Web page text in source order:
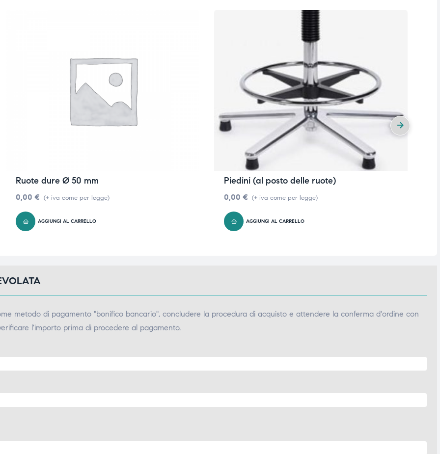
Ruote dure Ø 50 mm
0,00 € (+ iva come per legge)
AGGIUNGI AL CARRELLO
Piedini (al posto delle ruote)
0,00 € (+ iva come per legge)
AGGIUNGI AL CARRELLO
metodo di pagamento "bonifico bancario", concludere la procedura di acquisto e attendere la conferma d'ordine con
l'importo prima di procedere al pagamento.